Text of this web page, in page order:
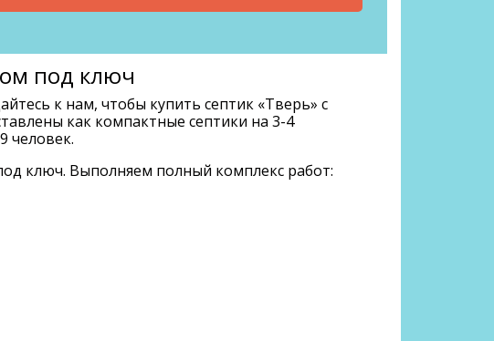
под ключ
к нам, чтобы купить септик «Тверь» с
как компактные септики на 3-4
человек.
ключ. Выполняем полный комплекс работ: